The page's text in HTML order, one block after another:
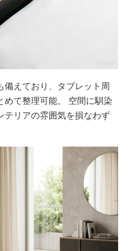
備えており、タブレット周
めて整理可能。 空間に馴染
テリアの雰囲気を損なわず